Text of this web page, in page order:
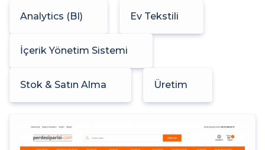
Analytics (BI) Ev Tekstili
İçerik Yönetim Sistemi
Stok & Satın Alma Üretim